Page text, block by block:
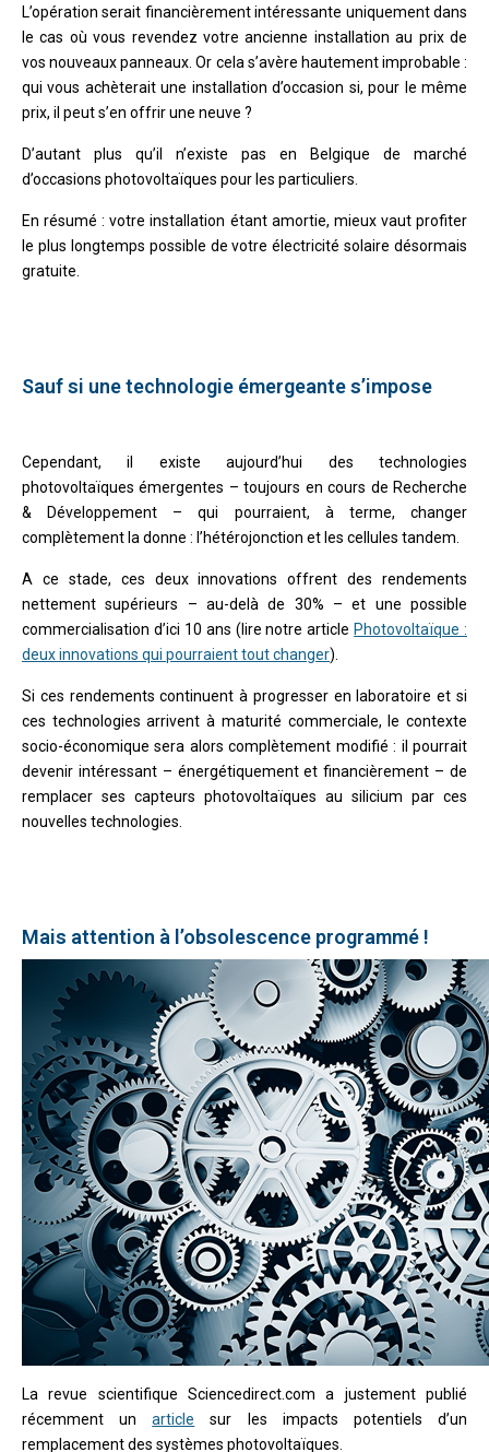
L’opération serait financièrement intéressante uniquement dans
le cas où vous revendez votre ancienne installation au prix de
vos nouveaux panneaux. Or cela s’avère hautement improbable :
qui vous achèterait une installation d’occasion si, pour le même
prix, il peut s’en offrir une neuve ?
D’autant plus qu’il n’existe pas en Belgique de marché
d’occasions photovoltaïques pour les particuliers.
En résumé : votre installation étant amortie, mieux vaut profiter
le plus longtemps possible de votre électricité solaire désormais
gratuite.
Sauf si une technologie émergeante s’impose
Cependant, il existe aujourd’hui des technologies
photovoltaïques émergentes – toujours en cours de Recherche
& Développement – qui pourraient, à terme, changer
complètement la donne : l’hétérojonction et les cellules tandem.
A ce stade, ces deux innovations offrent des rendements
nettement supérieurs – au-delà de 30% – et une possible
commercialisation d’ici 10 ans (lire notre article Photovoltaïque :
deux innovations qui pourraient tout changer).
Si ces rendements continuent à progresser en laboratoire et si
ces technologies arrivent à maturité commerciale, le contexte
socio-économique sera alors complètement modifié : il pourrait
devenir intéressant – énergétiquement et financièrement – de
remplacer ses capteurs photovoltaïques au silicium par ces
nouvelles technologies.
Mais attention à l’obsolescence programmé !
La revue scientifique Sciencedirect.com a justement publié
récemment unarticle sur les impacts potentiels d’un
remplacement des systèmes photovoltaïques.